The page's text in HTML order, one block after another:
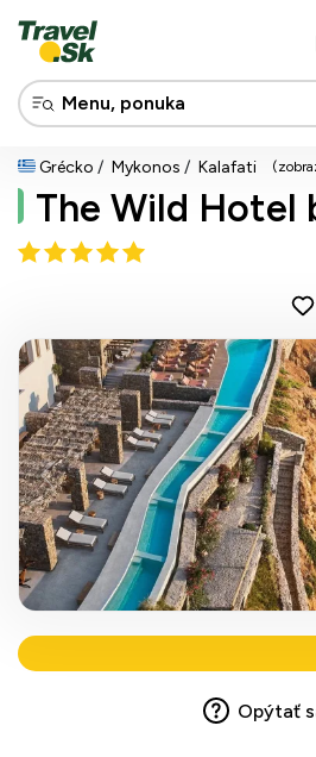
Grécko Mykonos Kalafati
The Wild Hotel
Opýtať